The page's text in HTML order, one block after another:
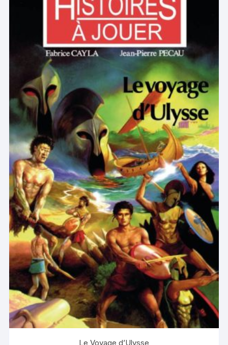
Le Voyage d’Ulysse